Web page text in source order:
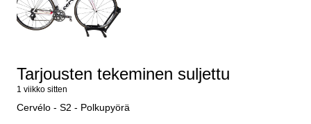
Tarjousten tekeminen suljettu
1 viikko sitten
Cervélo - S2 - Polkupyörä